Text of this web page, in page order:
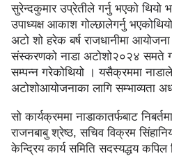
सुरेन्दकुमार उप्रेतीले गर्नु भएको थियो
उपाध्यक्ष आकाश गोल्छालेगर्नु
अटो शो हरेक बर्ष राजधानीमा
संस्करणको नाडा अटोशो२०२४ समते
सम्पन्न गरेकोथियो । यसैक्रममा
अटोशोआयोजनाका लागि सम्भाव्यता
सो कार्यक्रममा नाडाकातर्फबाट
राजनबाबु श्रेष्ठ, सचिव विक्रम
केन्द्रिय कार्य समिति सदस्यद्धय